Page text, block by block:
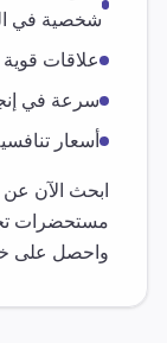
شخصية في
علاقات قوية
سرعة في
أسعار
ابحث الآن
مستحضرات
واحصل على